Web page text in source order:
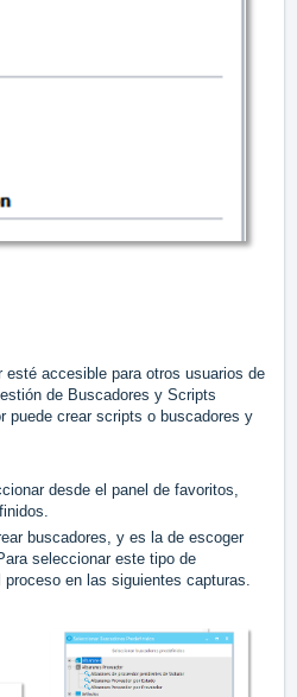
esté accesible para otros usuarios de
de Buscadores y Scripts
puede crear scripts o buscadores y
desde el panel de favoritos,
buscadores, y es la de escoger
seleccionar este tipo de
en las siguientes capturas.